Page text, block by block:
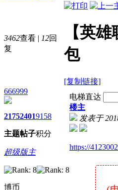
3462查看 | 12回
复
【英
包
[复制链接]
666999
2175
主题
2401
帖子
9158
积分
超级版主
博币
电梯直达
楼主
发表于
https://